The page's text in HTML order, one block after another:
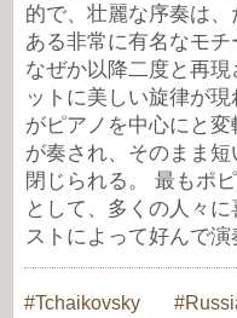
的で、壮麗な序奏は
ある非常に有名なモチ
なぜか以降二度と再
ットに美しい旋律が
がピアノを中心にと
が奏され、そのまま
閉じられる。 最もポ
として、多くの人々
ストによって好んで演
Tchaikovsky